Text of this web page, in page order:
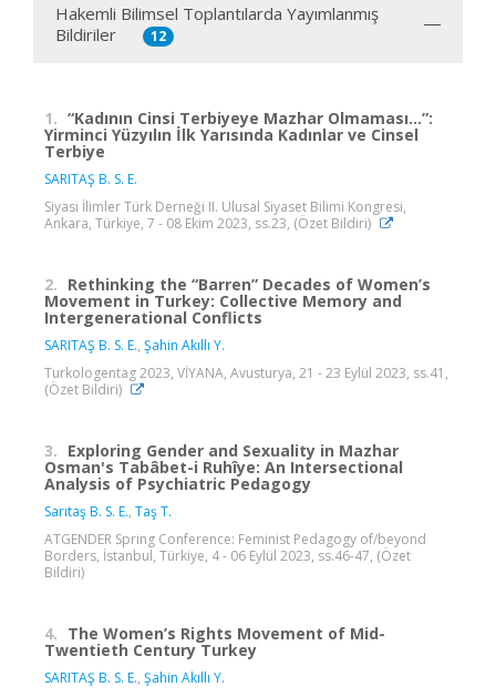
Hakemli Bilimsel Toplantılarda Yayımlanmış
Bildiriler
12
1. “Kadının Cinsi Terbiyeye Mazhar Olmaması...”:
Yirminci Yüzyılın İlk Yarısında Kadınlar ve Cinsel
Terbiye
SARITAŞ B. S. E.
Siyasi İlimler Türk Derneği II. Ulusal Siyaset Bilimi Kongresi,
Ankara, Türkiye, 7 - 08 Ekim 2023, ss.23, (Özet Bildiri)
2. Rethinking the “Barren” Decades of Women’s
Movement in Turkey: Collective Memory and
Intergenerational Conflicts
SARITAŞ B. S. E., Şahin Akıllı Y.
Turkologentag 2023, VİYANA, Avusturya, 21 - 23 Eylül 2023, ss.41,
(Özet Bildiri)
3. Exploring Gender and Sexuality in Mazhar
Osman's Tabâbet-i Ruhîye: An Intersectional
Analysis of Psychiatric Pedagogy
Sarıtaş B. S. E., Taş T.
ATGENDER Spring Conference: Feminist Pedagogy of/beyond
Borders, İstanbul, Türkiye, 4 - 06 Eylül 2023, ss.46-47, (Özet
Bildiri)
4. The Women’s Rights Movement of Mid-
Twentieth Century Turkey
SARITAŞ B. S. E., Şahin Akıllı Y.